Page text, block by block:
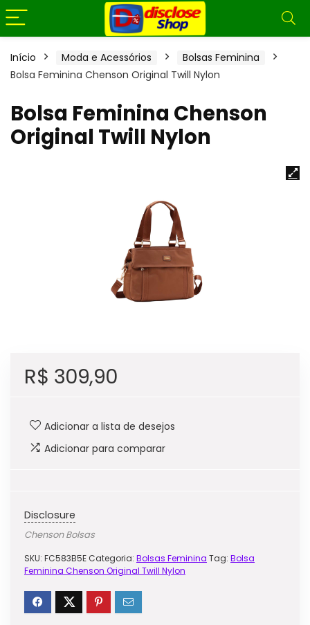
Início Moda e Acessórios
Bolsas Feminina
Bolsa Feminina Chenson Original Twill Nylon
Bolsa Feminina Chenson
Original Twill Nylon
R$ 309,90
Adicionar a lista de desejos
Adicionar para comparar
Disclosure
Chenson Bolsas
SKU: FC583B5E Categoria: Bolsas Feminina Tag: Bolsa
Feminina Chenson Original Twill Nylon